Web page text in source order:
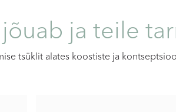
ja teile
tsüklit alates koostiste ja